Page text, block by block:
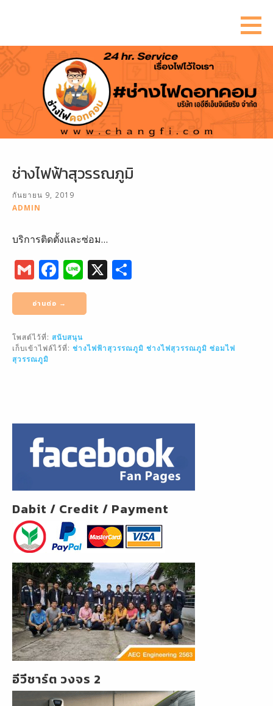
ยัง
เนื้อหา
ช่างไฟฟ้าสุวรรณภูมิ
กันยายน 9, 2019
ADMIN
บริการติดตั้งและซ่อม…
G
m
ai
l
F
a
c
e
b
Li
n
e
X
อ่านต่อ →
โพสต์ไว้ที่: สนับสนุน
เก็บเข้าไฟล์ไว้ที่: ช่างไฟฟ้าสุวรรณภูมิ ช่างไฟสุวรรณภูมิ ซ่อมไฟ
สุวรรณภูมิ
Dabit / Credit / Payment
อีวีชาร์ต วงจร 2